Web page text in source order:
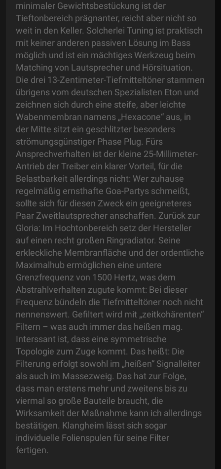
minimaler Gewichtsbestückung ist der
Tieftonbereich prägnanter, reicht aber nicht so
weit in den Keller. Solcherlei Tuning ist praktisch
mit keiner anderen passiven Lösung im Bass
möglich und ist ein mächtiges Werkzeug beim
Matching von Lautsprecher und Hörsituation.
Die drei 13-Zentimeter-Tiefmitteltöner stammen
übrigens vom deutschen Spezialisten Eton und
zeichnen sich durch eine steife, aber leichte
Wabenmembran namens „Hexacone“ aus, in
der Mitte sitzt ein geschlitzter besonders
strömungsgünstiger Phase Plug. Fürs
Ansprechverhalten ist der kleine 25-Millimeter-
Antrieb der Treiber ein klarer Vorteil, für die
Belastbarkeit allerdings nicht: Wer zuhause
regelmäßig ernsthafte Goa-Partys schmeißt,
sollte sich für diesen Zweck ein geeigneteres
Paar Zweitlautsprecher anschaffen. Zurück zur
Gloria: Im Hochtonbereich setz der Hersteller
auf einen recht großen Ringradiator. Seine
erkleckliche Membranfläche und der ordentliche
Maximalhub ermöglichen eine untere
Grenzfrequenz von 1500 Hertz, was dem
Abstrahlverhalten zugute kommt: Bei dieser
Frequenz bündeln die Tiefmitteltöner noch nicht
nennenswert. Gefiltert wird mit „zeitkohärenten“
Filtern – was auch immer das heißen mag.
Interssant ist, dass eine symmetrische
Topologie zum Zuge kommt. Das heißt: Die
Filterung erfolgt sowohl im „heißen“ Signalleiter
als auch im Massezweig. Das hat zur Folge,
dass man erstens mehr und zweitens bis zu
viermal so große Bauteile braucht, die
Wirksamkeit der Maßnahme kann ich allerdings
bestätigen. Klangheim lässt sich sogar
individuelle Folienspulen für seine Filter
fertigen.